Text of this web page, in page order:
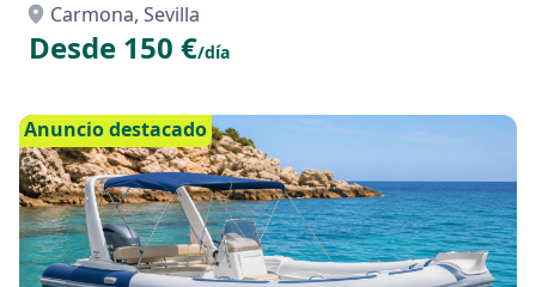
Carmona, Sevilla
Desde 150 €/día
Anuncio destacado